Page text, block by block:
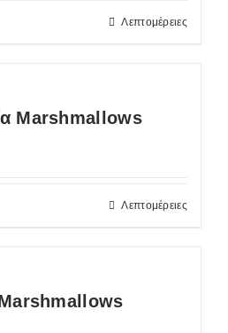
Λεπτομέρειες
Marshmallows
Λεπτομέρειες